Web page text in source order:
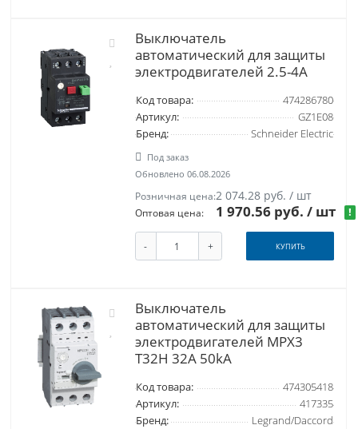
Выключатель
автоматический для защиты
электродвигателей 2.5-4A
Код товара:
474286780
Артикул:
GZ1E08
Бренд:
Schneider Electric
Под заказ
Обновлено 06.08.2026
Розничная цена:2 074.28 руб. / шт
Оптовая цена: 1 970.56 руб./ шт !
- + КУПИТЬ
Выключатель
автоматический для защиты
электродвигателей MPX3
T32H 32A 50kA
Код товара:
474305418
Артикул:
417335
Бренд:
Legrand/Daccord